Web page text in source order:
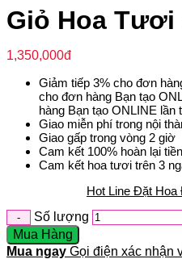
Giỏ Hoa Tươi
1,350,000đ
Giảm tiếp 3% cho đơn
cho đơn hàng Bạn tạo
hàng Bạn tạo ONLINE lần
Giao miễn phí trong nội
Giao gấp trong vòng 2 giờ
Cam kết 100% hoàn lại
Cam kết hoa tươi trên 3
Hot Line Đặt Hoa
Số lượng
Mua Hàng
Mua ngay Gọi điện xác nhận